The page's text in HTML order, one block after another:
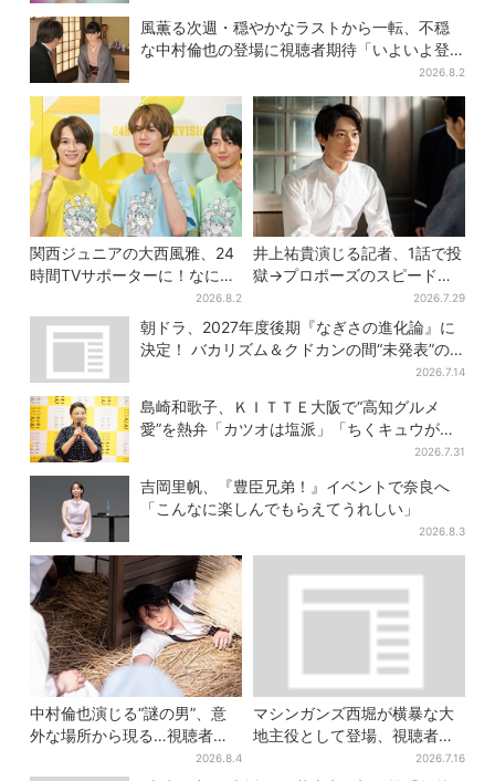
風薫る次週・穏やかなラストから一転、不穏
な中村倫也の登場に視聴者期待「いよいよ登
2026.8.2
関西ジュニアの大西風雅、24
時間TVサポーターに！なにわ
男子・藤原丈一郎からの応援
メッセージを告白
2026.8.2
井上祐貴演じる記者、1話で投
獄→プロポーズのスピード感
に視聴者驚き「横沢さんだけ
怒涛すぎる」
2026.7.29
朝ドラ、2027年度後期『なぎさの進化論』に
決定！ バカリズム＆クドカンの間“未発表”の
2026.7.14
島崎和歌子、ＫＩＴＴＥ大阪で“高知グルメ
愛”を熱弁「カツオは塩派」「ちくキュウがお
2026.7.31
吉岡里帆、『豊臣兄弟！』イベントで奈良へ
「こんなに楽しんでもらえてうれしい」
2026.8.3
中村倫也演じる“謎の男”、意
外な場所から現る…視聴者歓
喜「こんな登場シーンとは」
2026.8.4
マシンガンズ西堀が横暴な大
地主役として登場、視聴者驚
き「似てる人かと思った2026.7.16